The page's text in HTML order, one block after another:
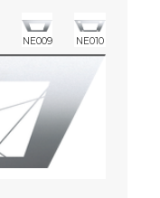
NE009 NE010